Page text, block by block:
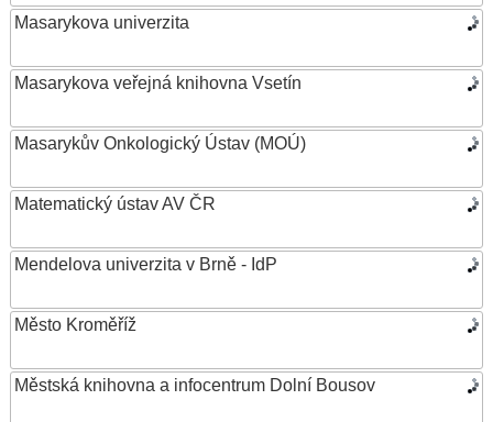
Masarykova univerzita
Masarykova veřejná knihovna Vsetín
Masarykův Onkologický Ústav (MOÚ)
Matematický ústav AV ČR
Mendelova univerzita v Brně - IdP
Město Kroměříž
Městská knihovna a infocentrum Dolní Bousov